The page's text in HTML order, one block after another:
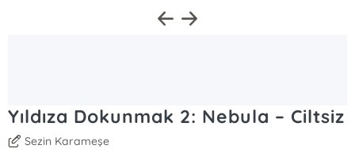
Yıldıza Dokunmak 2: Nebula – Ciltsiz
Sezin Karameşe